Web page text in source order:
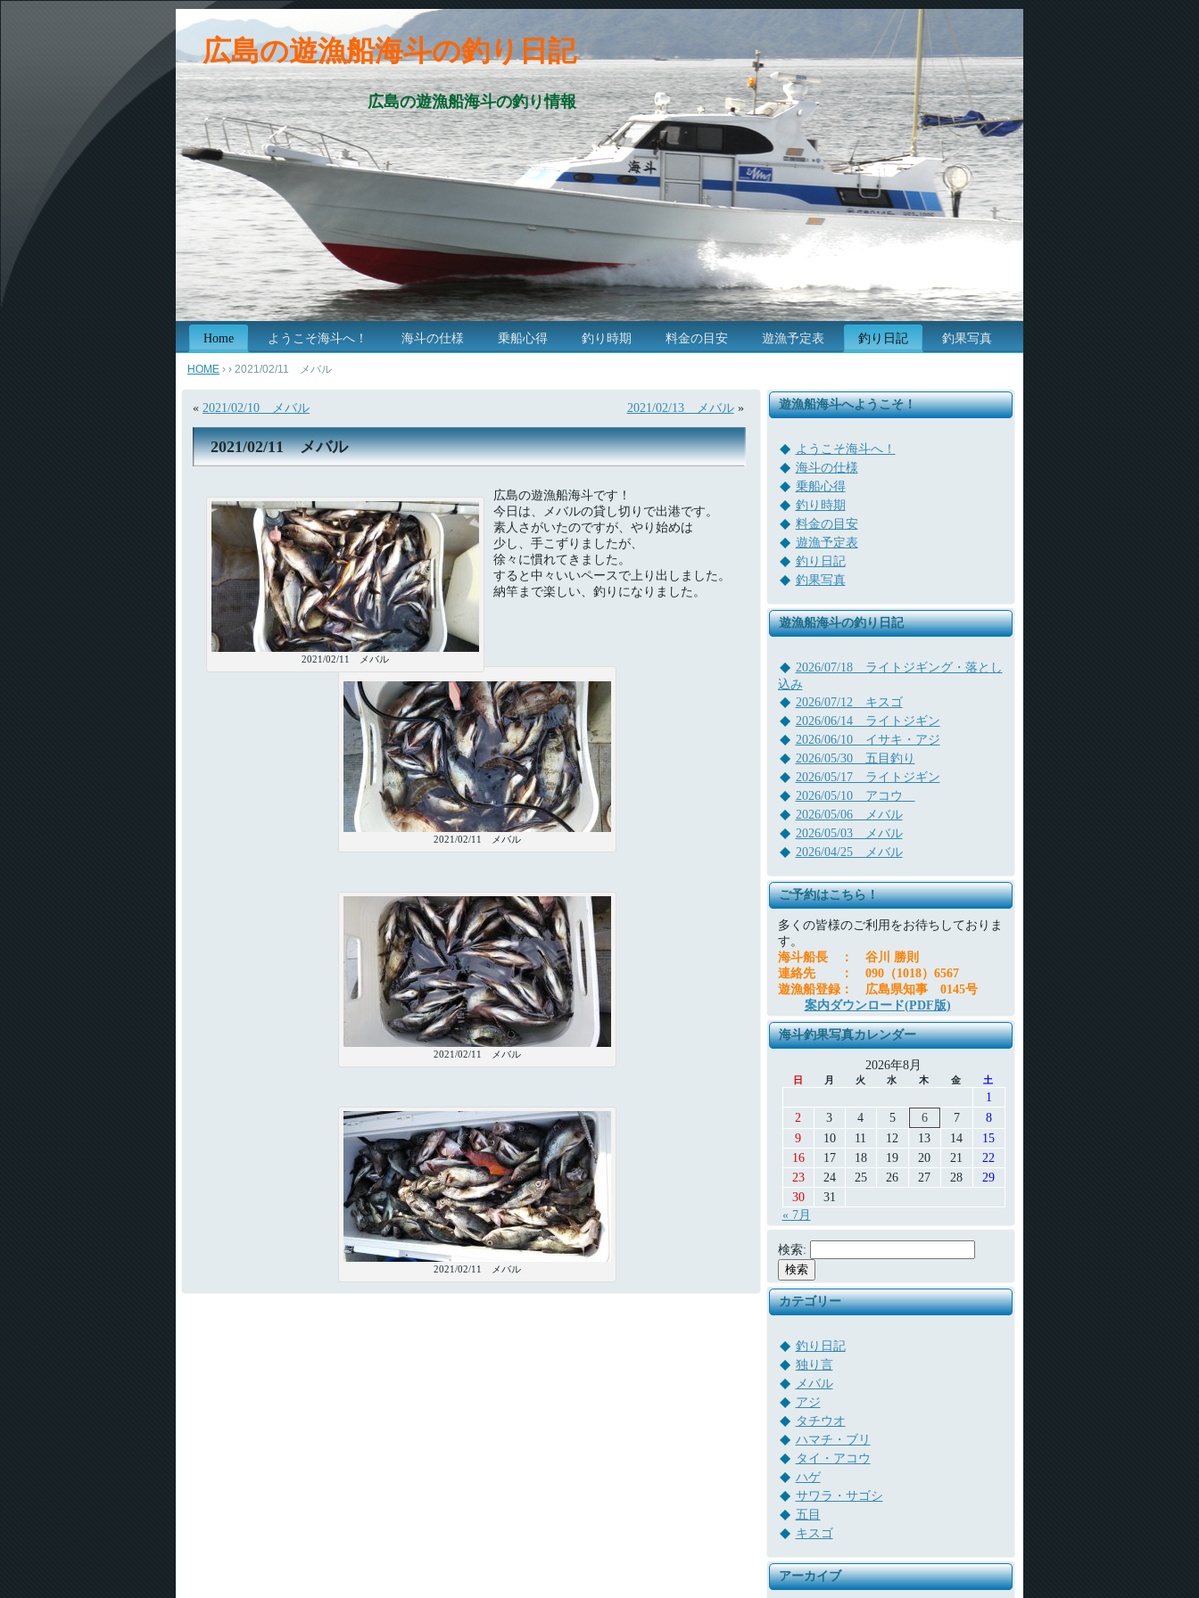
広島の遊漁船海斗の釣り日記
広島の遊漁船海斗の釣り情報
Home ようこそ海斗へ！ 海斗の仕様 乗船心得 釣り時期 料金の目安 遊漁予定表 釣り日記 釣果写真
HOME › › 2021/02/11 メバル
« 2021/02/10 メバル 2021/02/13 メバル»
2021/02/11 メバル
2021/02/11 メバル
広島の遊漁船海斗です！
今日は、メバルの貸し切りで出港です。
素人さがいたのですが、やり始めは
少し、手こずりましたが、
徐々に慣れてきました。
すると中々いいペースで上り出しました。
納竿まで楽しい、釣りになりました。
2021/02/11 メバル
2021/02/11 メバル
2021/02/11 メバル
遊漁船海斗へようこそ！
ようこそ海斗へ！
海斗の仕様
乗船心得
釣り時期
料金の目安
遊漁予定表
釣り日記
釣果写真
遊漁船海斗の釣り日記
2026/07/18 ライトジギング・落とし
込み
2026/07/12 キスゴ
2026/06/14 ライトジギン
2026/06/10 イサキ・アジ
2026/05/30 五目釣り
2026/05/17 ライトジギン
2026/05/10 アコウ
2026/05/06 メバル
2026/05/03 メバル
2026/04/25 メバル
ご予約はこちら！
多くの皆様のご利用をお待ちしておりま
す。
海斗船長
：
谷川 勝則
連絡先
：
090（1018）6567
遊漁船登録：
広島県知事 0145号
案内ダウンロード(PDF版)
海斗釣果写真カレンダー
2026年8月
日 月 火 水 木 金 土
« 7月
1
2
3 4 5 6 7
8
9
10 11 12 13 14
15
16
17 18 19 20 21
22
23
24 25 26 27 28
29
30
31
検索:
カテゴリー
釣り日記
独り言
メバル
アジ
タチウオ
ハマチ・ブリ
タイ・アコウ
ハゲ
サワラ・サゴシ
五目
キスゴ
アーカイブ